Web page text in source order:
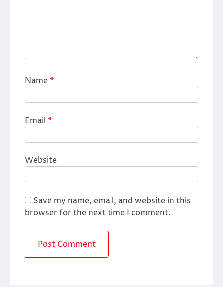
Name*
Email *
Website
Save my name, email, and website in this
browser for the next time I comment.